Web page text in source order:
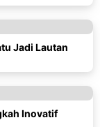
Jadi Lautan
Inovatif